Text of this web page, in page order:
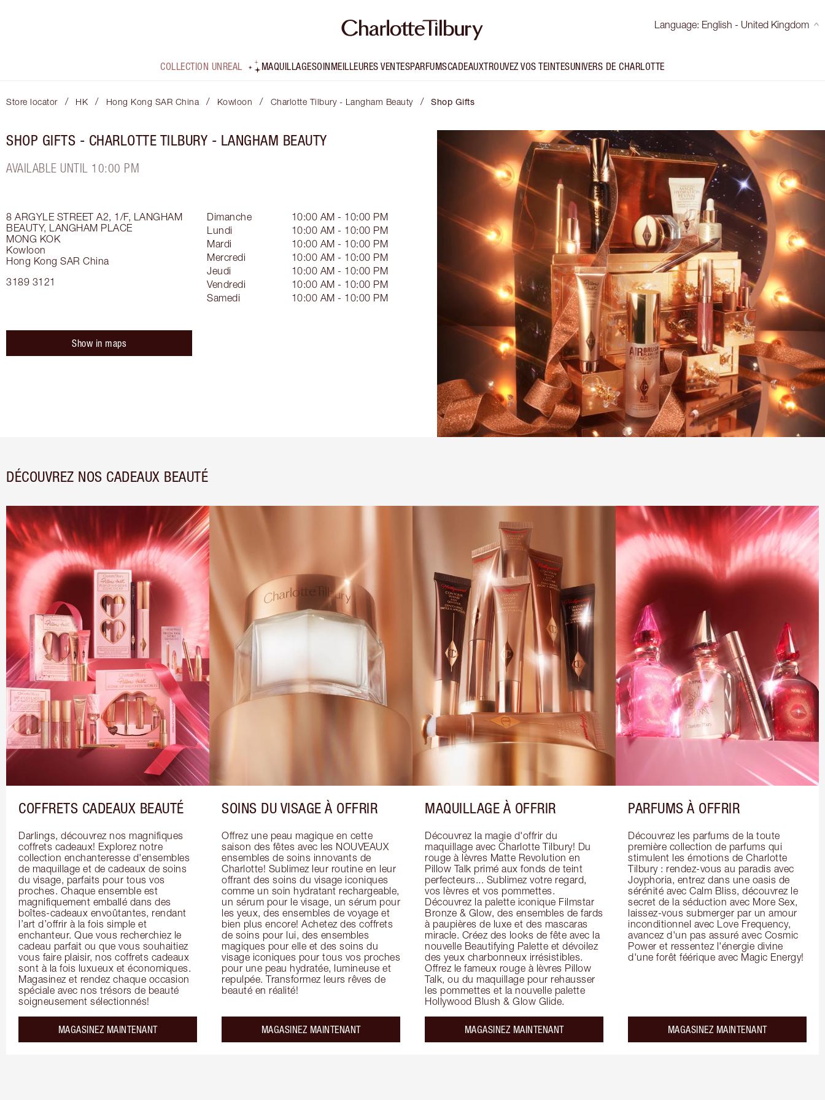
Language: English - United Kingdom
COLLECTION UNREAL MAQUILLAGESOINMEILLEURES VENTESPARFUMSCADEAUXTROUVEZ VOS TEINTESUNIVERS DE CHARLOTTE
Store locator / HK / Hong Kong SAR China / Kowloon / Charlotte Tilbury - Langham Beauty / Shop Gifts
SHOP GIFTS - CHARLOTTE TILBURY - LANGHAM BEAUTY
AVAILABLE UNTIL 10:00 PM
8 ARGYLE STREET A2, 1/F, LANGHAM
BEAUTY, LANGHAM PLACE
MONG KOK
Kowloon
Hong Kong SAR China
3189 3121
Dimanche
10:00 AM - 10:00 PM
Lundi
10:00 AM - 10:00 PM
Mardi
10:00 AM - 10:00 PM
Mercredi
10:00 AM - 10:00 PM
Jeudi
10:00 AM - 10:00 PM
Vendredi
10:00 AM - 10:00 PM
Samedi
10:00 AM - 10:00 PM
Show in maps
DÉCOUVREZ NOS CADEAUX BEAUTÉ
COFFRETS CADEAUX BEAUTÉ
Darlings, découvrez nos magnifiques
coffrets cadeaux! Explorez notre
collection enchanteresse d'ensembles
de maquillage et de cadeaux de soins
du visage, parfaits pour tous vos
proches. Chaque ensemble est
magnifiquement emballé dans des
boîtes-cadeaux envoûtantes, rendant
l’art d’offrir à la fois simple et
enchanteur. Que vous recherchiez le
cadeau parfait ou que vous souhaitiez
vous faire plaisir, nos coffrets cadeaux
sont à la fois luxueux et économiques.
Magasinez et rendez chaque occasion
spéciale avec nos trésors de beauté
soigneusement sélectionnés!
MAGASINEZ MAINTENANT
SOINS DU VISAGE À OFFRIR
Offrez une peau magique en cette
saison des fêtes avec les NOUVEAUX
ensembles de soins innovants de
Charlotte! Sublimez leur routine en leur
offrant des soins du visage iconiques
comme un soin hydratant rechargeable,
un sérum pour le visage, un sérum pour
les yeux, des ensembles de voyage et
bien plus encore! Achetez des coffrets
de soins pour lui, des ensembles
magiques pour elle et des soins du
visage iconiques pour tous vos proches
pour une peau hydratée, lumineuse et
repulpée. Transformez leurs rêves de
beauté en réalité!
MAGASINEZ MAINTENANT
MAQUILLAGE À OFFRIR
Découvrez la magie d'offrir du
maquillage avec Charlotte Tilbury! Du
rouge à lèvres Matte Revolution en
Pillow Talk primé aux fonds de teint
perfecteurs... Sublimez votre regard,
vos lèvres et vos pommettes.
Découvrez la palette iconique Filmstar
Bronze & Glow, des ensembles de fards
à paupières de luxe et des mascaras
miracle. Créez des looks de fête avec la
nouvelle Beautifying Palette et dévoilez
des yeux charbonneux irrésistibles.
Offrez le fameux rouge à lèvres Pillow
Talk, ou du maquillage pour rehausser
les pommettes et la nouvelle palette
Hollywood Blush & Glow Glide.
MAGASINEZ MAINTENANT
PARFUMS À OFFRIR
Découvrez les parfums de la toute
première collection de parfums qui
stimulent les émotions de Charlotte
Tilbury : rendez-vous au paradis avec
Joyphoria, entrez dans une oasis de
sérénité avec Calm Bliss, découvrez le
secret de la séduction avec More Sex,
laissez-vous submerger par un amour
inconditionnel avec Love Frequency,
avancez d'un pas assuré avec Cosmic
Power et ressentez l'énergie divine
d'une forêt féérique avec Magic Energy!
MAGASINEZ MAINTENANT